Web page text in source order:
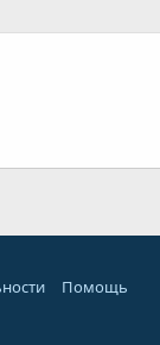
Помощь